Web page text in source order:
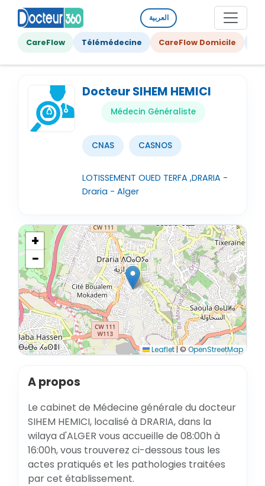
العربية
CareFlow Télémédecine CareFlow Domicile
Docteur SIHEM HEMICI
Médecin Généraliste
CNAS CASNOS
LOTISSEMENT OUED TERFA ,DRARIA -
Draria - Alger
+
−
Leaflet| ©OpenStreetMap
A propos
Le cabinet de Médecine générale du docteur
SIHEM HEMICI, localisé à DRARIA, dans la
wilaya d'ALGER vous accueille de 08:00h à
16:00h, vous trouverez ci-dessous tous les
actes pratiqués et les pathologies traitées
par cet établissement.